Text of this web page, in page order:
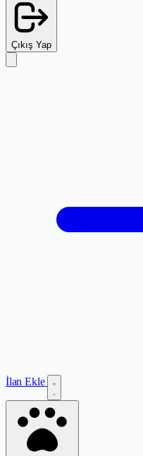
Çıkış Yap
İlan Ekle